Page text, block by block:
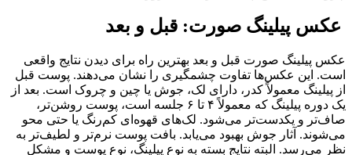
عکس پیلینگ صورت: قبل و بعد
عکس پیلینگ صورت قبل و بعد بهترین راه برای دیدن نتایج واقعی
است. این عکس‌ها تفاوت چشمگیری را نشان می‌دهند. پوست قبل
از پیلینگ معمولاً کدر، دارای لک، جوش یا چین و چروک است. بعد از
یک دوره پیلینگ که معمولاً ۴ تا ۶ جلسه است، پوست روشن‌تر،
صاف‌تر و یکدست‌تر می‌شود. لک‌های قهوه‌ای کم‌رنگ یا حتی محو
می‌شوند. آثار جوش بهبود می‌یابد. بافت پوست نرم‌تر و لطیف‌تر به
نظر می‌رسد. البته نتایج بسته به نوع پیلینگ، نوع پوست و مشکل